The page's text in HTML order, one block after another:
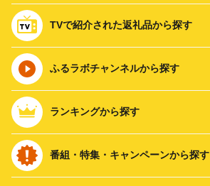
TVで紹介された返礼品から探す
ふるラボチャンネルから探す
ランキングから探す
番組・特集・キャンペーンから探す